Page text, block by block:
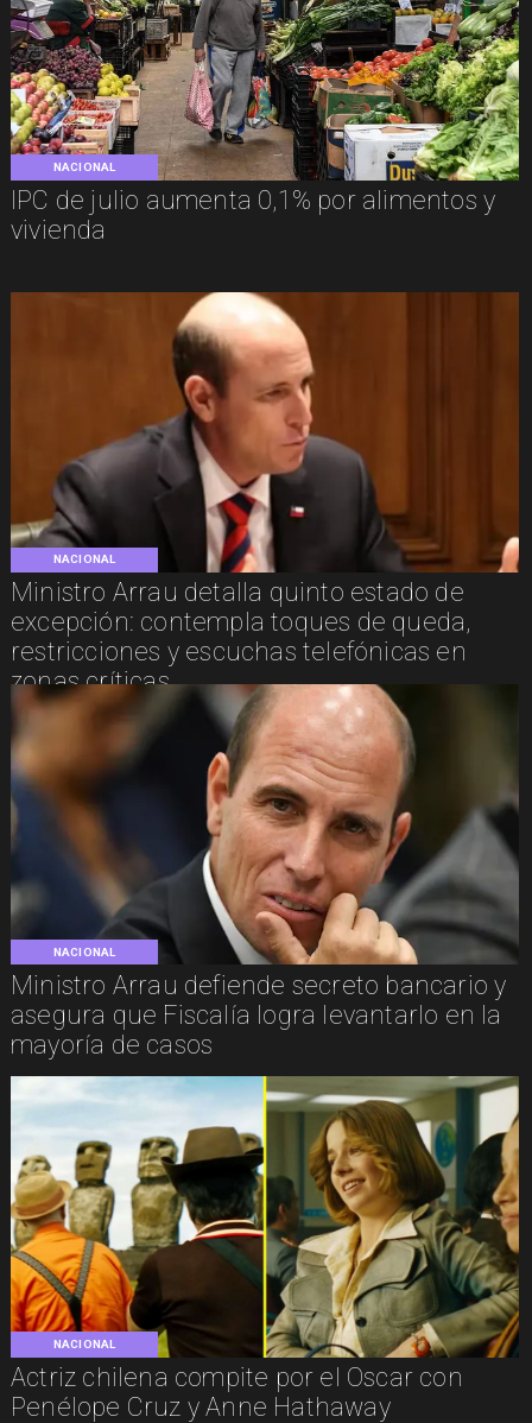
NACIONAL
IPC de julio aumenta 0,1% por alimentos y
vivienda
NACIONAL
Ministro Arrau detalla quinto estado de
excepción: contempla toques de queda,
restricciones y escuchas telefónicas en
zonas críticas
NACIONAL
Ministro Arrau defiende secreto bancario y
asegura que Fiscalía logra levantarlo en la
mayoría de casos
NACIONAL
Actriz chilena compite por el Oscar con
Penélope Cruz y Anne Hathaway